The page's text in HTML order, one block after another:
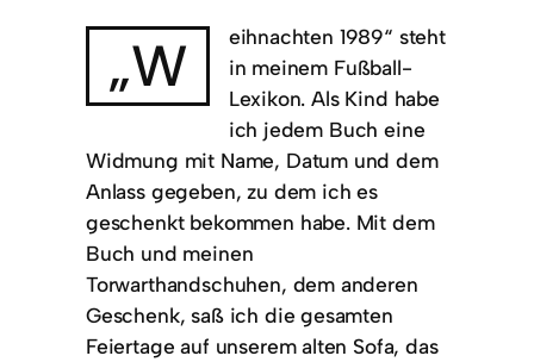
„W
eihnachten 1989“ steht
in meinem Fußball-
Lexikon. Als Kind habe
ich jedem Buch eine
Widmung mit Name, Datum und dem
Anlass gegeben, zu dem ich es
geschenkt bekommen habe. Mit dem
Buch und meinen
Torwarthandschuhen, dem anderen
Geschenk, saß ich die gesamten
Feiertage auf unserem alten Sofa, das